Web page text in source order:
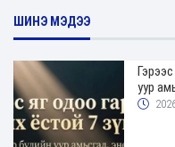
ШИНЭ МЭДЭЭ
уур